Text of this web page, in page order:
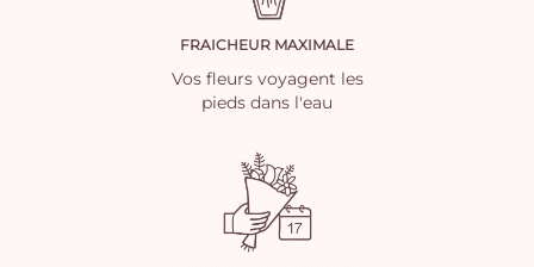
FRAICHEUR MAXIMALE
Vos fleurs voyagent les
pieds dans l'eau